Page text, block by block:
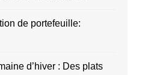
de portefeuille:
d’hiver : Des plats